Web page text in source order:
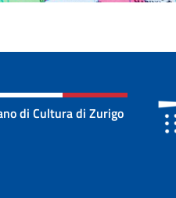
di Cultura di Zurigo